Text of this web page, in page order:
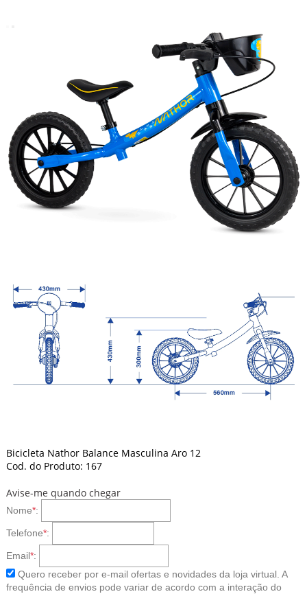
Bicicleta Nathor Balance Masculina Aro 12
Cod. do Produto: 167
Avise-me quando chegar
Nome*:
Telefone*:
Email*:
Quero receber por e-mail ofertas e novidades da loja virtual. A
frequência de envios pode variar de acordo com a interação do